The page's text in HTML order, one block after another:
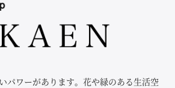
パワーがあります。花や緑のある生活空